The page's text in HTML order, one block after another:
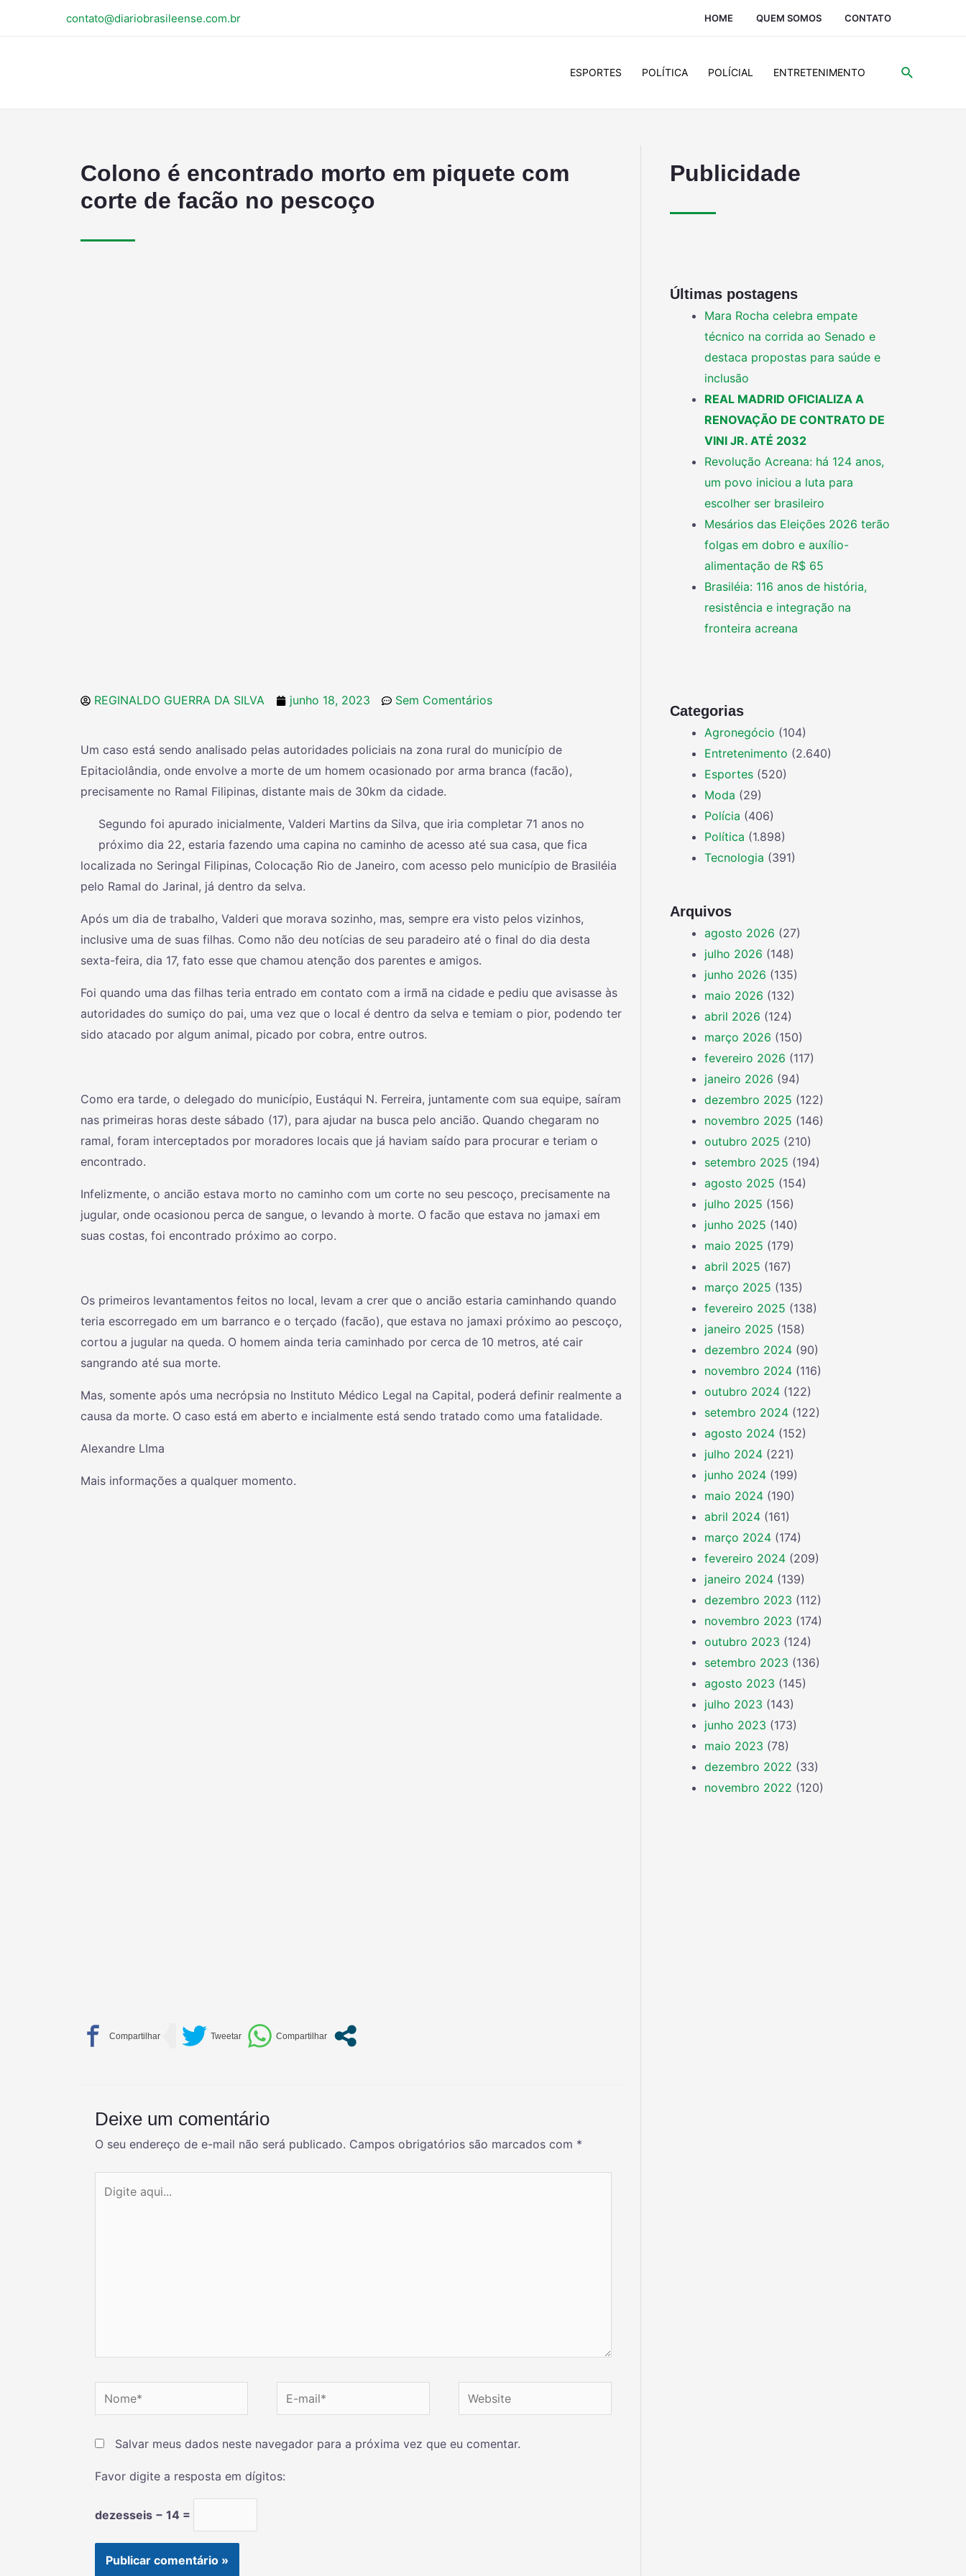
contato@diariobrasileense.com.br HOME QUEM SOMOS CONTATO
ESPORTES POLÍTICA POLÍCIAL ENTRETENIMENTO
Colono é encontrado morto em piquete com
corte de facão no pescoço
REGINALDO GUERRA DA SILVA junho 18, 2023 Sem Comentários
Um caso está sendo analisado pelas autoridades policiais na zona rural do município de
Epitaciolândia, onde envolve a morte de um homem ocasionado por arma branca (facão),
precisamente no Ramal Filipinas, distante mais de 30km da cidade.
Segundo foi apurado inicialmente, Valderi Martins da Silva, que iria completar 71 anos no
próximo dia 22, estaria fazendo uma capina no caminho de acesso até sua casa, que fica
localizada no Seringal Filipinas, Colocação Rio de Janeiro, com acesso pelo município de Brasiléia
pelo Ramal do Jarinal, já dentro da selva.
Após um dia de trabalho, Valderi que morava sozinho, mas, sempre era visto pelos vizinhos,
inclusive uma de suas filhas. Como não deu notícias de seu paradeiro até o final do dia desta
sexta-feira, dia 17, fato esse que chamou atenção dos parentes e amigos.
Foi quando uma das filhas teria entrado em contato com a irmã na cidade e pediu que avisasse às
autoridades do sumiço do pai, uma vez que o local é dentro da selva e temiam o pior, podendo ter
sido atacado por algum animal, picado por cobra, entre outros.
Como era tarde, o delegado do município, Eustáqui N. Ferreira, juntamente com sua equipe, saíram
nas primeiras horas deste sábado (17), para ajudar na busca pelo ancião. Quando chegaram no
ramal, foram interceptados por moradores locais que já haviam saído para procurar e teriam o
encontrado.
Infelizmente, o ancião estava morto no caminho com um corte no seu pescoço, precisamente na
jugular, onde ocasionou perca de sangue, o levando à morte. O facão que estava no jamaxi em
suas costas, foi encontrado próximo ao corpo.
Os primeiros levantamentos feitos no local, levam a crer que o ancião estaria caminhando quando
teria escorregado em um barranco e o terçado (facão), que estava no jamaxi próximo ao pescoço,
cortou a jugular na queda. O homem ainda teria caminhado por cerca de 10 metros, até cair
sangrando até sua morte.
Mas, somente após uma necrópsia no Instituto Médico Legal na Capital, poderá definir realmente a
causa da morte. O caso está em aberto e incialmente está sendo tratado como uma fatalidade.
Alexandre LIma
Mais informações a qualquer momento.
Deixe um comentário
O seu endereço de e-mail não será publicado. Campos obrigatórios são marcados com *
Salvar meus dados neste navegador para a próxima vez que eu comentar.
Favor digite a resposta em dígitos:
dezesseis − 14 =
Publicidade
Últimas postagens
Mara Rocha celebra empate
técnico na corrida ao Senado e
destaca propostas para saúde e
inclusão
REAL MADRID OFICIALIZA A
RENOVAÇÃO DE CONTRATO DE
VINI JR. ATÉ 2032
Revolução Acreana: há 124 anos,
um povo iniciou a luta para
escolher ser brasileiro
Mesários das Eleições 2026 terão
folgas em dobro e auxílio-
alimentação de R$ 65
Brasiléia: 116 anos de história,
resistência e integração na
fronteira acreana
Categorias
Agronegócio (104)
Entretenimento (2.640)
Esportes (520)
Moda (29)
Polícia (406)
Política (1.898)
Tecnologia (391)
Arquivos
agosto 2026 (27)
julho 2026 (148)
junho 2026 (135)
maio 2026 (132)
abril 2026 (124)
março 2026 (150)
fevereiro 2026 (117)
janeiro 2026 (94)
dezembro 2025 (122)
novembro 2025 (146)
outubro 2025 (210)
setembro 2025 (194)
agosto 2025 (154)
julho 2025 (156)
junho 2025 (140)
maio 2025 (179)
abril 2025 (167)
março 2025 (135)
fevereiro 2025 (138)
janeiro 2025 (158)
dezembro 2024 (90)
novembro 2024 (116)
outubro 2024 (122)
setembro 2024 (122)
agosto 2024 (152)
julho 2024 (221)
junho 2024 (199)
maio 2024 (190)
abril 2024 (161)
março 2024 (174)
fevereiro 2024 (209)
janeiro 2024 (139)
dezembro 2023 (112)
novembro 2023 (174)
outubro 2023 (124)
setembro 2023 (136)
agosto 2023 (145)
julho 2023 (143)
junho 2023 (173)
maio 2023 (78)
dezembro 2022 (33)
novembro 2022 (120)